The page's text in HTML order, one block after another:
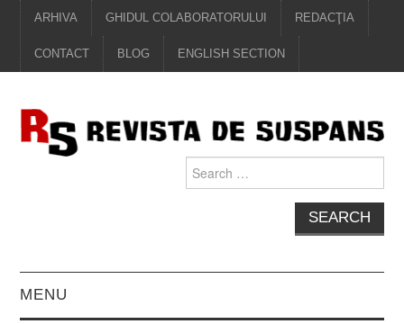
ARHIVA GHIDUL COLABORATORULUI REDACŢIA
CONTACT BLOG ENGLISH SECTION
for:
MENU